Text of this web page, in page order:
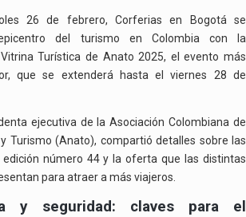
26 de febrero, Corferias en Bogotá se
del turismo en Colombia con la
Turística de Anato 2025, el evento más
que se extenderá hasta el viernes 28 de
ejecutiva de la Asociación Colombiana de
Turismo (Anato), compartió detalles sobre las
número 44 y la oferta que las distintas
para atraer a más viajeros.
y seguridad: claves para el